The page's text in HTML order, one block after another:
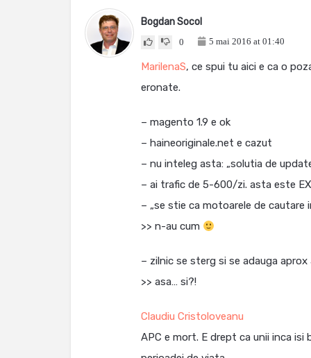
Bogdan Socol
0 5 mai 2016 at 01:40
MarilenaS, ce spui tu aici e ca o
eronate.
– magento 1.9 e ok
– haineoriginale.net e cazut
– nu inteleg asta: „solutia de
– ai trafic de 5-600/zi. asta este
– „se stie ca motoarele de cautare
>> n-au cum
– zilnic se sterg si se adauga aprox
>> asa… si?!
Claudiu Cristoloveanu
APC e mort. E drept ca unii inca